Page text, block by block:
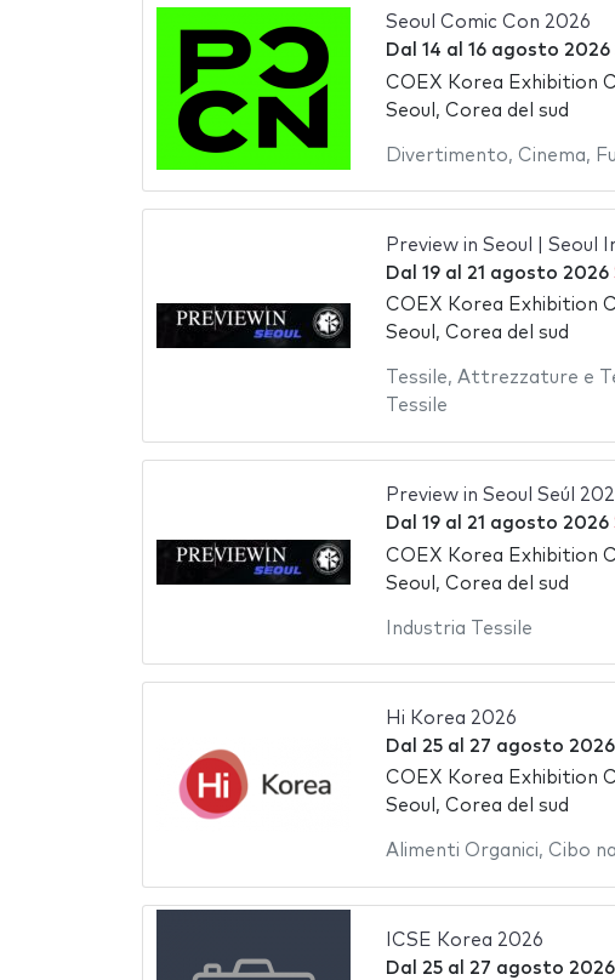
Seoul Comic Con 2026
Dal 14 al 16 agosto 2026
COEX Korea Exhibition
Seoul, Corea del sud
Divertimento, Cinema,
Preview in Seoul |
Dal 19al 21 agosto 2026
COEX Korea Exhibition
Seoul, Corea del sud
Tessile, Attrezzature e
Tessile
Preview in Seoul Seúl
Dal 19al 21 agosto 2026
COEX Korea Exhibition
Seoul, Corea del sud
Industria Tessile
Hi Korea 2026
Dal 25al 27 agosto 2026
COEX Korea Exhibition
Seoul, Corea del sud
Alimenti Organici, Cibo
ICSE Korea 2026
Dal 25al 27 agosto 2026